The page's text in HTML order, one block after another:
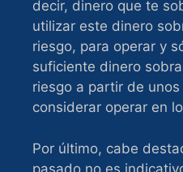
decir, dinero que te
utilizar este dinero
riesgo, para operar y
suficiente dinero
riesgo a partir de
considerar operar en
Por último, cabe
pasado no es